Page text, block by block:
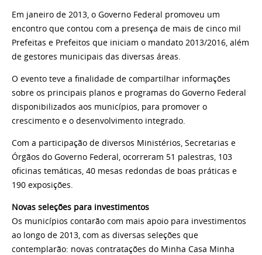
Em janeiro de 2013, o Governo Federal promoveu um
encontro que contou com a presença de mais de cinco mil
Prefeitas e Prefeitos que iniciam o mandato 2013/2016, além
de gestores municipais das diversas áreas.
O evento teve a finalidade de compartilhar informações
sobre os principais planos e programas do Governo Federal
disponibilizados aos municípios, para promover o
crescimento e o desenvolvimento integrado.
Com a participação de diversos Ministérios, Secretarias e
Órgãos do Governo Federal, ocorreram 51 palestras, 103
oficinas temáticas, 40 mesas redondas de boas práticas e
190 exposições.
Novas seleções para investimentos
Os municípios contarão com mais apoio para investimentos
ao longo de 2013, com as diversas seleções que
contemplarão: novas contratações do Minha Casa Minha